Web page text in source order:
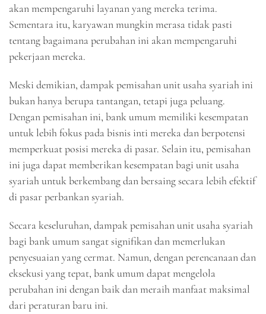
akan mempengaruhi layanan yang mereka terima.
Sementara itu, karyawan mungkin merasa tidak pasti
tentang bagaimana perubahan ini akan mempengaruhi
pekerjaan mereka.
Meski demikian, dampak pemisahan unit usaha syariah ini
bukan hanya berupa tantangan, tetapi juga peluang.
Dengan pemisahan ini, bank umum memiliki kesempatan
untuk lebih fokus pada bisnis inti mereka dan berpotensi
memperkuat posisi mereka di pasar. Selain itu, pemisahan
ini juga dapat memberikan kesempatan bagi unit usaha
syariah untuk berkembang dan bersaing secara lebih efektif
di pasar perbankan syariah.
Secara keseluruhan, dampak pemisahan unit usaha syariah
bagi bank umum sangat signifikan dan memerlukan
penyesuaian yang cermat. Namun, dengan perencanaan dan
eksekusi yang tepat, bank umum dapat mengelola
perubahan ini dengan baik dan meraih manfaat maksimal
dari peraturan baru ini.